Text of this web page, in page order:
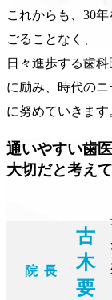
これからも、30
ごることなく、
日々進歩する歯
に励み、時代の
に努めていきます
通いやすい歯
大切だと考え
院 長
古
木
要